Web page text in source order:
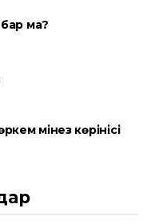
бар ма?
мінез көрінісі